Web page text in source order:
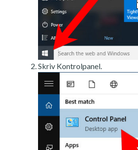
Skriv Kontrolpanel.